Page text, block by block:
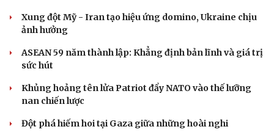
Xung đột Mỹ - Iran tạo hiệu ứng domino, Ukraine chịu
ảnh hưởng
ASEAN 59 năm thành lập: Khẳng định bản lĩnh và giá trị
sức hút
Khủng hoảng tên lửa Patriot đẩy NATO vào thế lưỡng
nan chiến lược
Đột phá hiếm hoi tại Gaza giữa những hoài nghi